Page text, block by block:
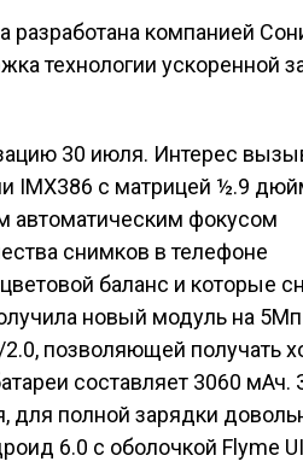
разработана компанией
технологии ускоренной
30 июля. Интерес
IMX386 с матрицей ½.9
автоматическим фокусом
снимков в телефоне
баланс и которые
новый модуль на 5Мп
позволяющей получать
составляет 3060 мАч.
для полной зарядки
6.0 с оболочкой Flyme